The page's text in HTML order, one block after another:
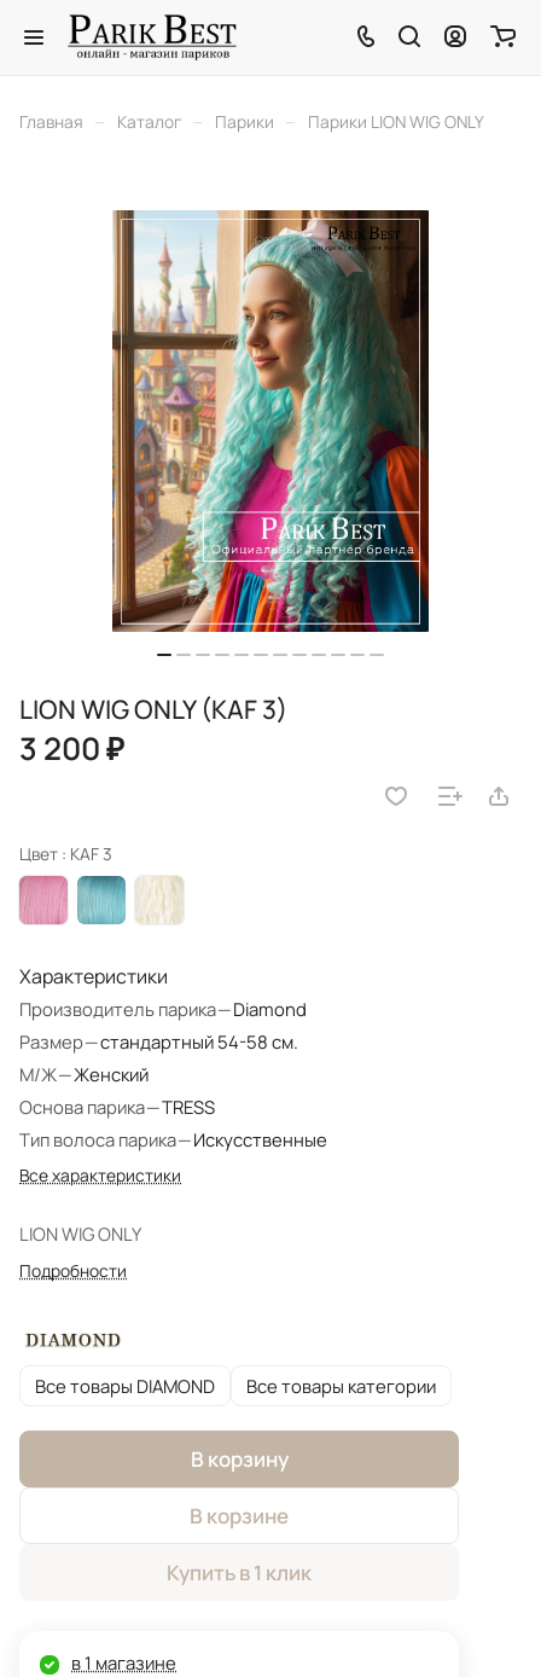
Главная – Каталог – Парики – Парики LION WIG ONLY
LION WIG ONLY (KAF 3)
3 200 ₽
Цвет : KAF 3
Характеристики
Производитель парика—Diamond
Размер—стандартный 54-58 см.
М/Ж—Женский
Основа парика—TRESS
Тип волоса парика—Искусственные
Все характеристики
LION WIG ONLY
Подробности
Все товары DIAMOND Все товары категории
В корзину
В корзине
Купить в 1 клик
в 1 магазине